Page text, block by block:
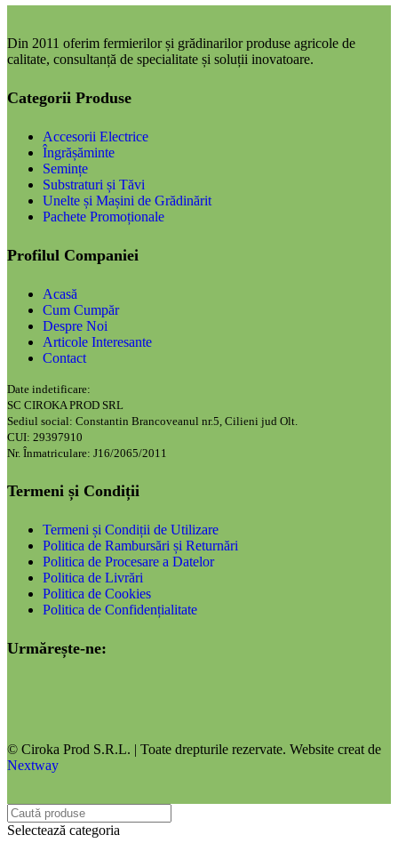
Din 2011 oferim fermierilor și grădinarilor produse agricole de
calitate, consultanță de specialitate și soluții inovatoare.
Categorii Produse
Accesorii Electrice
Îngrășăminte
Semințe
Substraturi și Tăvi
Unelte și Mașini de Grădinărit
Pachete Promoționale
Profilul Companiei
Acasă
Cum Cumpăr
Despre Noi
Articole Interesante
Contact
Date indetificare:
SC CIROKA PROD SRL
Sediul social: Constantin Brancoveanul nr.5, Cilieni jud Olt.
CUI: 29397910
Nr. Înmatriculare: J16/2065/2011
Termeni și Condiții
Termeni și Condiții de Utilizare
Politica de Rambursări și Returnări
Politica de Procesare a Datelor
Politica de Livrări
Politica de Cookies
Politica de Confidențialitate
Urmărește-ne:
© Ciroka Prod S.R.L. | Toate drepturile rezervate. Website creat de
Nextway
Selectează categoria